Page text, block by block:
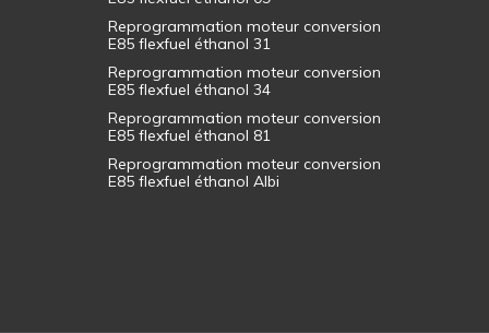
Reprogrammation moteur conversion
E85 flexfuel éthanol 31
Reprogrammation moteur conversion
E85 flexfuel éthanol 34
Reprogrammation moteur conversion
E85 flexfuel éthanol 81
Reprogrammation moteur conversion
E85 flexfuel éthanol Albi